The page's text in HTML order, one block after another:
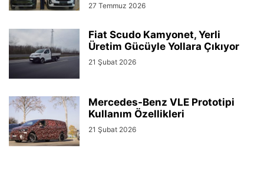
27 Temmuz 2026
Fiat Scudo Kamyonet, Yerli
Üretim Gücüyle Yollara Çıkıyor
21 Şubat 2026
Mercedes-Benz VLE Prototipi
Kullanım Özellikleri
21 Şubat 2026